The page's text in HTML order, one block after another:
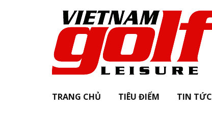
TRANG CHỦ TIÊU ĐIỂM TIN TỨC